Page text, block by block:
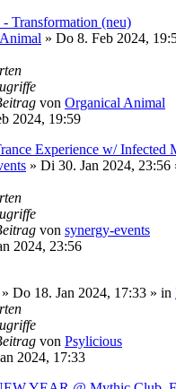
Transformation (neu)
» Do 8. Feb 2024,
von Organical Animal
2024, 19:59
Experience w/ Infected
» Di 30. Jan 2024, 23:56
von synergy-events
2024, 23:56
» Do 18. Jan 2024, 17:33 » in
von Psylicious
2024, 17:33